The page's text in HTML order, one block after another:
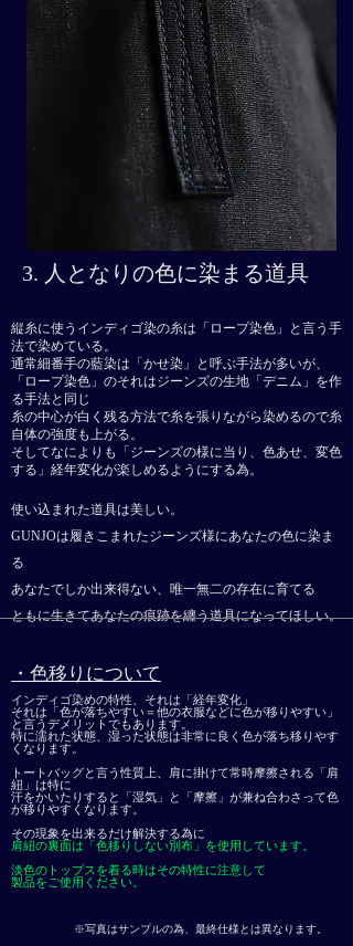
3. 人となりの色に染まる道具
​縦糸に使うインディゴ染​の糸は「ロープ染色」と言う手
法で染めている。
通常細番手の藍染は「かせ染」と呼ぶ手法が多いが、
「ロープ染色」のそれはジーンズの生地「デニム」を作
る手法と同じ
糸の中心が白く残る方法で糸を張りながら染めるので糸
自体の強度も上がる。
そしてなによりも「ジーンズの様に当り、色あせ、変色
する」 経年変化が楽しめるようにする為。
使い込まれた道具は美しい。
GUNJOは履きこまれたジーンズ様にあなたの色に染ま
る
あなたでしか出来得ない、唯一無二の存在に育てる
​ともに生きてあなたの痕跡を纏う道具になってほしい。
・色移りについて
インディゴ染めの特性、それは「経年変化」
それは「色が落ちやすい＝他の衣服などに色が移りやすい」
と言うデメリットでもあります。
特に濡れた状態、湿った状態は非常に良く色が落ち移りやす
くなります。
トートバッグと言う性質上、肩に掛けて常時摩擦される「肩
紐」は特に
汗をかいたりすると「湿気」と「摩擦」が兼ね合わさって色
が移りやすくなります。
その現象を出来るだけ解決する為に
肩紐の裏面は「色移りしない別布」を使用しています。
淡色のトップスを着る時はその特性に注意して
製品をご使用ください。
※写真はサンプルの為、最終仕様とは異なります。